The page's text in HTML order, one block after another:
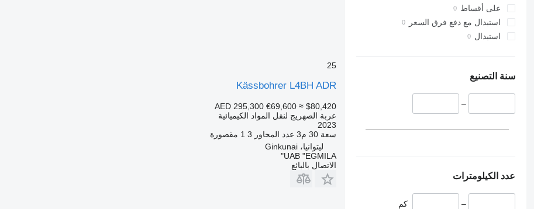
على أقساط
استبدال مع دفع فرق السعر
استبدال
سنة التصنيع
–
عدد الكيلومترات
– كم
25
Kässbohrer L4BH ADR
AED 295,300 €69,600 ≈ $80,420
عربة الصهريج لنقل المواد الكيميائية
2023
سعة 30 م3 عدد المحاور 3 1 مقصورة
ليتوانيا، Ginkunai
UAB "EGMILA"
الاتصال بالبائع